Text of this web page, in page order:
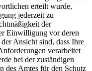
erteilt wurde,
jederzeit zu
der
Einwilligung vor deren
Ansicht sind, dass Ihre
verarbeitet
bei der zuständigen
des Amtes für den Schutz